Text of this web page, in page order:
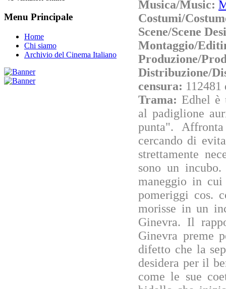
Menu Principale
Home
Chi siamo
Archivio del Cinema Italiano
Musica/Music:
Costumi/
Scene/Scene
Montaggio/
Produzione/
Distribuzione/
censura: 112481
Trama: Edhel è
al padiglione
punta".
cercando di
strettamente
sono un
maneggio in
pomeriggi cos.
morisse in un
Ginevra. Il
Ginevra preme
difetto che la
desidera per il
come le sue